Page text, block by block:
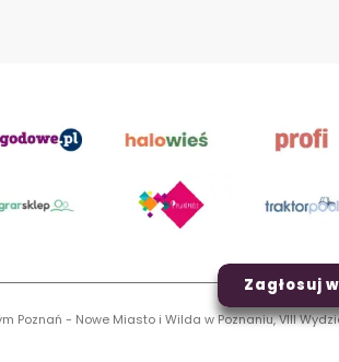
Zagłosuj
Poznań - Nowe Miasto i Wilda w Poznaniu, VIII